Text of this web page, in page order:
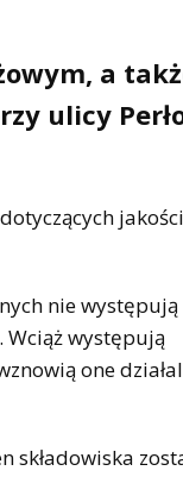
a
ulicy
jakości
nie występują
występują
one
składowiska